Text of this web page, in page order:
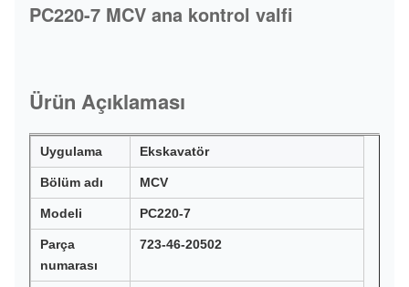
PC220-7 MCV ana kontrol valfi
Ürün Açıklaması
Uygulama Ekskavatör
Bölüm adı MCV
Modeli PC220-7
Parça
numarası
723-46-20502